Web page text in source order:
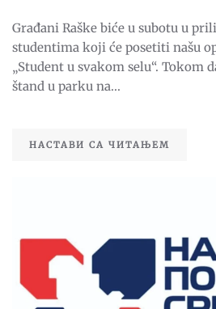
GRAĐANA
STUDENATA
Građani Raške biće u subotu u
studentima koji će posetiti našu
„Student u svakom selu“. Tokom
štand u parku na...
НАСТАВИ СА ЧИТАЊЕМ